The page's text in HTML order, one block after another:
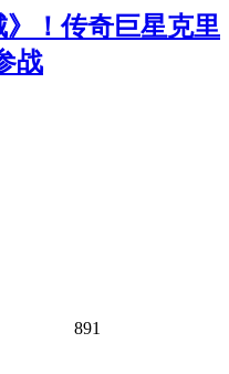
》！传奇巨星克里
战
891